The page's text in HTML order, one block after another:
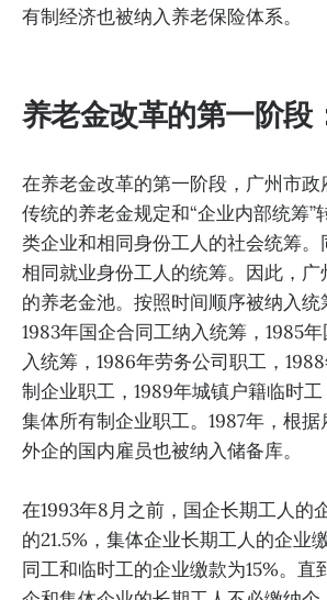
有制经济也被纳入养老保险体系。
养老金改革的第一阶
在养老金改革的第一阶段，广州市
传统的养老金规定和“企业内部统筹”
类企业和相同身份工人的社会统筹
相同就业身份工人的统筹。因此，
的养老金池。按照时间顺序被纳入统
1983年国企合同工纳入统筹，1985
入统筹，1986年劳务公司职工，
制企业职工，1989年城镇户籍临时
集体所有制企业职工。1987年，根据
外企的国内雇员也被纳入储备库。
在1993年8月之前，国企长期工人的
的21.5%，集体企业长期工人的企业
同工和临时工的企业缴款为15%。直